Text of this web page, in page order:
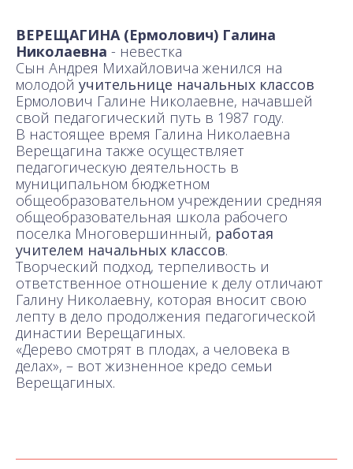
ВЕРЕЩАГИНА (Ермолович) Галина
Николаевна - невестка
Сын Андрея Михайловича женился на
молодой учительнице начальных классов
Ермолович Галине Николаевне, начавшей
свой педагогический путь в 1987 году.
В настоящее время Галина Николаевна
Верещагина также осуществляет
педагогическую деятельность в
муниципальном бюджетном
общеобразовательном учреждении средняя
общеобразовательная школа рабочего
поселка Многовершинный, работая
учителем начальных классов.
Творческий подход, терпеливость и
ответственное отношение к делу отличают
Галину Николаевну, которая вносит свою
лепту в дело продолжения педагогической
династии Верещагиных.
«Дерево смотрят в плодах, а человека в
делах», – вот жизненное кредо семьи
Верещагиных.